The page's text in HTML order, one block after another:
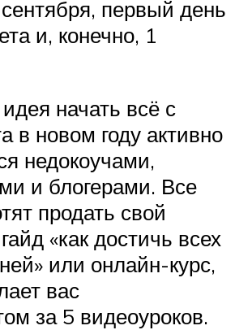
первый день
и, конечно, 1
начать всё с
в новом году активно
недокоучами,
и блогерами. Все
продать свой
«как достичь всех
или онлайн-курс,
вас
за 5 видеоуроков.